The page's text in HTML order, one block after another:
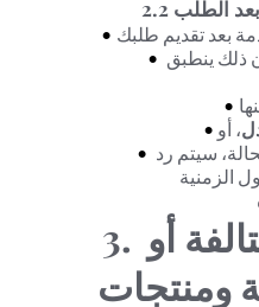
بعد الطلب
، أو
3. المنتجات التالفة أو